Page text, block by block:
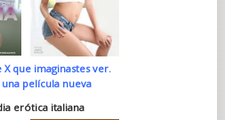
que imaginastes ver.
una película nueva
erótica italiana